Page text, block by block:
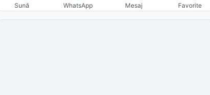
Sună WhatsApp Mesaj Favorite